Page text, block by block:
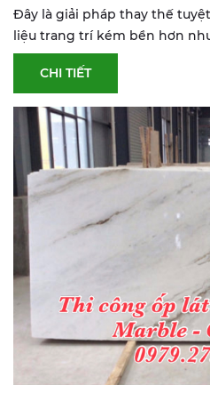
Đây là giải pháp thay thế
liệu trang trí kém bền hơn
CHI TIẾT